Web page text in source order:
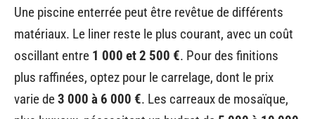
Une piscine enterrée peut être revêtue de différents
matériaux. Le liner reste le plus courant, avec un coût
oscillant entre 1 000 et 2 500 €. Pour des finitions
plus raffinées, optez pour le carrelage, dont le prix
varie de3 000 à 6 000 €. Les carreaux de mosaïque,